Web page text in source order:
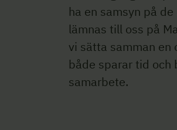
ha en samsyn på
lämnas till oss på
vi sätta samman
både sparar tid
samarbete.